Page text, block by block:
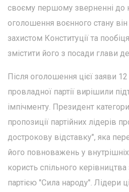
своєму першому зверненні до
оголошення воєнного стану
захистом Конституції та
змістити його з посади глави
Після оголошення цієї заяви 12
провладної партії вирішили
імпічменту. Президент
пропозиції партійних лідерів
дострокову відставку", яка
його повноважень у
користь спільного
партією "Сила народу". Лідери